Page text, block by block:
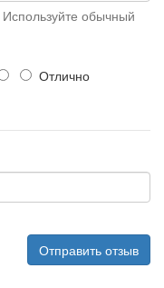
обычный
Отлично
Отправить отзыв